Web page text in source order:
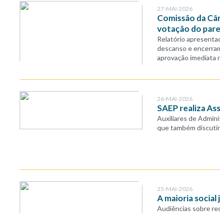
27-MAI-2026
Comissão da
votação do
Relatório
descanso e
aprovação imediata
26-MAI-2026
SAEP realiza
Auxiliares de
que também
25-MAI-2026
A maioria social
Audiências sobre